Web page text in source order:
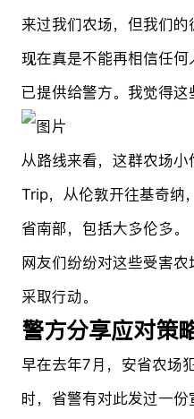
来过我们农场，但我们的
现在真是不能再相信任
已提供给警方。我觉得这
从路线来看，这群农场
Trip，从伦敦开往基奇纳
省南部，包括大多伦多。
网友们纷纷对这些受害
采取行动。
警方分享应对策
早在去年7月，安省农场
时，省警有对此发过一